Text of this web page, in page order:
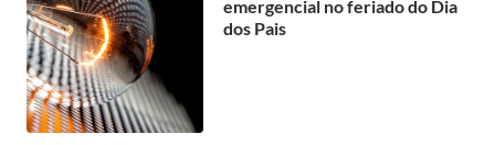
emergencial no feriado do Dia
dos Pais